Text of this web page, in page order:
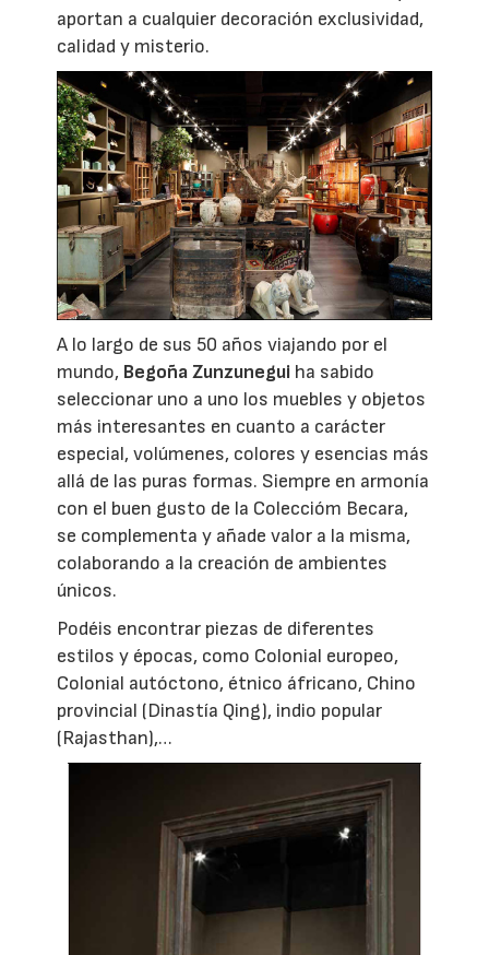
aportan a cualquier decoración exclusividad,
calidad y misterio.
A lo largo de sus 50 años viajando por el
mundo, Begoña Zunzunegui ha sabido
seleccionar uno a uno los muebles y objetos
más interesantes en cuanto a carácter
especial, volúmenes, colores y esencias más
allá de las puras formas. Siempre en armonía
con el buen gusto de la Coleccióm Becara,
se complementa y añade valor a la misma,
colaborando a la creación de ambientes
únicos.
Podéis encontrar piezas de diferentes
estilos y épocas, como Colonial europeo,
Colonial autóctono, étnico áfricano, Chino
provincial (Dinastía Qing), indio popular
(Rajasthan),…